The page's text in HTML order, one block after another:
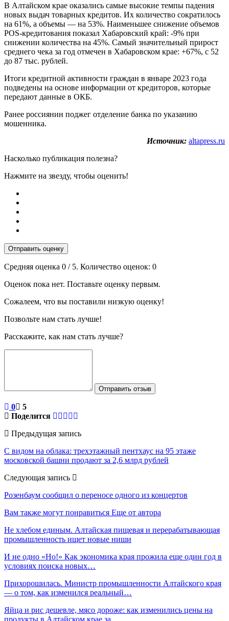
В Алтайском крае оказались самые высокие темпы падения
новых выдач товарных кредитов. Их количество сократилось
на 61%, а объемы — на 53%. Наименьшее снижение объемов
POS-кредитования показал Хабаровский край: -9% при
снижении количества на 45%. Самый значительный прирост
среднего чека за год отмечен в Хабаровском крае: +67%, с 52
до 87 тыс. рублей.
Итоги кредитной активности граждан в январе 2023 года
подведены на основе информации от кредиторов, которые
передают данные в ОКБ.
Ранее россиянин поджег отделение банка по указанию
мошенника.
Источник: altapress.ru
Насколько публикация полезна?
Нажмите на звезду, чтобы оценить!
Отправить оценку
Средняя оценка 0 / 5. Количество оценок: 0
Оценок пока нет. Поставьте оценку первым.
Сожалеем, что вы поставили низкую оценку!
Позвольте нам стать лучше!
Расскажите, как нам стать лучше?
Отправить отзыв
0
5
Поделится
Предыдущая запись
С видом на облака: трехэтажный пентхаус на 95 этаже
московской башни продают за 2,6 млрд рублей
Следующая запись
Розенбаум сообщил о переносе одного из концертов
Вам также могут понравиться Еще от автора
Не хлебом единым. Алтайская пищевая и перерабатывающая
промышленность ищет новые ниши
И не одно «Но!» Как экономика края прожила еще один год в
условиях поиска новых…
Прихорошилась. Министр промышленности Алтайского края
— о том, как изменился реальный…
Яйца и рис дешевле, мясо дороже: как изменились цены на
продукты в Алтайском крае за…